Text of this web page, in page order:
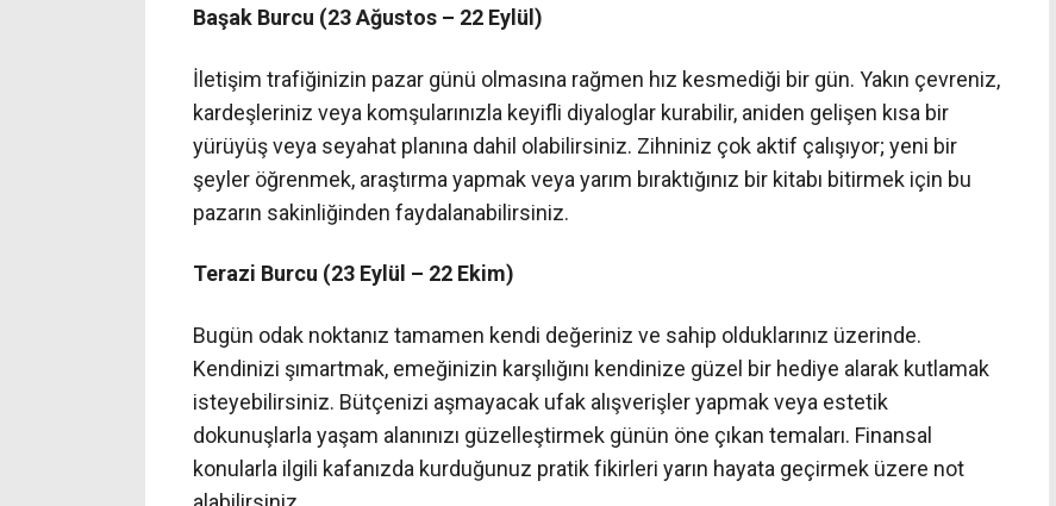
Başak Burcu (23 Ağustos – 22 Eylül)
İletişim trafiğinizin pazar günü olmasına rağmen hız kesmediği bir gün. Yakın çevreniz,
kardeşleriniz veya komşularınızla keyifli diyaloglar kurabilir, aniden gelişen kısa bir
yürüyüş veya seyahat planına dahil olabilirsiniz. Zihniniz çok aktif çalışıyor; yeni bir
şeyler öğrenmek, araştırma yapmak veya yarım bıraktığınız bir kitabı bitirmek için bu
pazarın sakinliğinden faydalanabilirsiniz.
Terazi Burcu (23 Eylül – 22 Ekim)
Bugün odak noktanız tamamen kendi değeriniz ve sahip olduklarınız üzerinde.
Kendinizi şımartmak, emeğinizin karşılığını kendinize güzel bir hediye alarak kutlamak
isteyebilirsiniz. Bütçenizi aşmayacak ufak alışverişler yapmak veya estetik
dokunuşlarla yaşam alanınızı güzelleştirmek günün öne çıkan temaları. Finansal
konularla ilgili kafanızda kurduğunuz pratik fikirleri yarın hayata geçirmek üzere not